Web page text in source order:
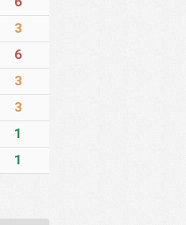
3
6
3
3
1
1